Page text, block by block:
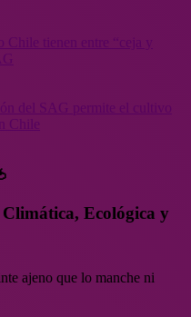
del SAG permite el cultivo
Chile
Ecológica y
ajeno que lo manche ni